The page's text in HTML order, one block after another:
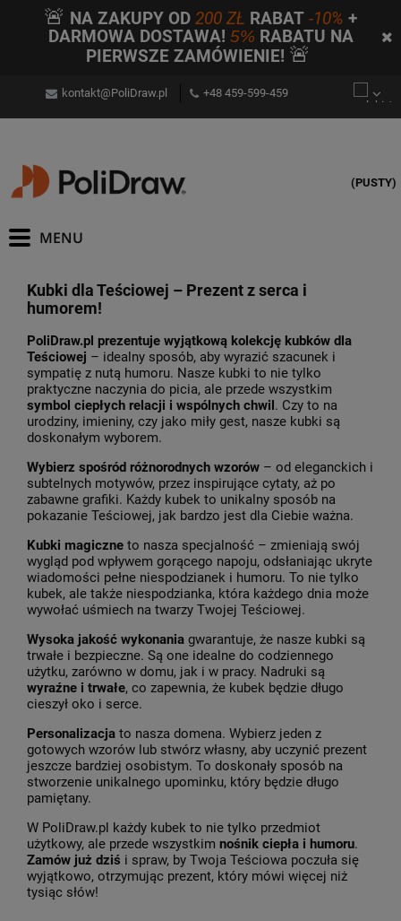
🚨 NA ZAKUPY OD 200 ZŁ RABAT -10% +
DARMOWA DOSTAWA! 5% RABATU NA
PIERWSZE ZAMÓWIENIE! 🚨
kontakt@PoliDraw.pl +48 459-599-459
(PUSTY)
Kubki dla Teściowej – Prezent z serca i
humorem!
PoliDraw.pl prezentuje wyjątkową kolekcję kubków dla
Teściowej – idealny sposób, aby wyrazić szacunek i
sympatię z nutą humoru. Nasze kubki to nie tylko
praktyczne naczynia do picia, ale przede wszystkim
symbol ciepłych relacji i wspólnych chwil. Czy to na
urodziny, imieniny, czy jako miły gest, nasze kubki są
doskonałym wyborem.
Wybierz spośród różnorodnych wzorów – od eleganckich i
subtelnych motywów, przez inspirujące cytaty, aż po
zabawne grafiki. Każdy kubek to unikalny sposób na
pokazanie Teściowej, jak bardzo jest dla Ciebie ważna.
Kubki magiczne to nasza specjalność – zmieniają swój
wygląd pod wpływem gorącego napoju, odsłaniając ukryte
wiadomości pełne niespodzianek i humoru. To nie tylko
kubek, ale także niespodzianka, która każdego dnia może
wywołać uśmiech na twarzy Twojej Teściowej.
Wysoka jakość wykonania gwarantuje, że nasze kubki są
trwałe i bezpieczne. Są one idealne do codziennego
użytku, zarówno w domu, jak i w pracy. Nadruki są
wyraźne i trwałe, co zapewnia, że kubek będzie długo
cieszył oko i serce.
Personalizacja to nasza domena. Wybierz jeden z
gotowych wzorów lub stwórz własny, aby uczynić prezent
jeszcze bardziej osobistym. To doskonały sposób na
stworzenie unikalnego upominku, który będzie długo
pamiętany.
W PoliDraw.pl każdy kubek to nie tylko przedmiot
użytkowy, ale przede wszystkim nośnik ciepła i humoru.
Zamów już dziś i spraw, by Twoja Teściowa poczuła się
wyjątkowo, otrzymując prezent, który mówi więcej niż
tysiąc słów!